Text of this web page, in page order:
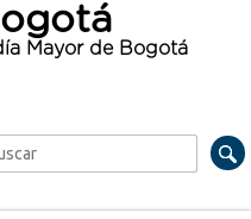
Mayor de Bogotá
de búsqueda